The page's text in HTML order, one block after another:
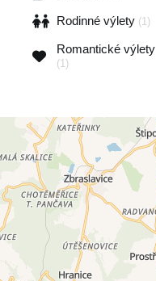
Rodinné výlety (1)
Romantické výlety
(1)